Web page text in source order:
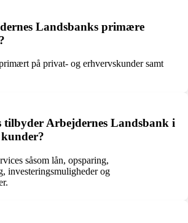
Landsbanks primære
på privat- og erhvervskunder samt
tilbyder Arbejdernes Landsbank i
såsom lån, opsparing,
investeringsmuligheder og